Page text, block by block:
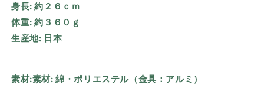
身長: 約２６ｃｍ
体重: 約３６０ｇ
生産地: 日本
素材:素材: 綿・ポリエステル（金具：アルミ）